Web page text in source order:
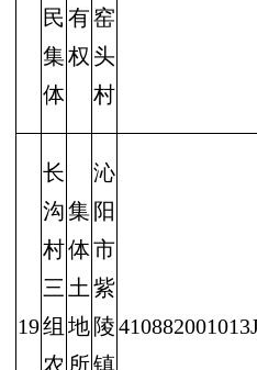
民
集
体
有
权
窑
头
村
19
长
沟
村
三
组
集
体
土
地
沁
阳
市
紫
陵